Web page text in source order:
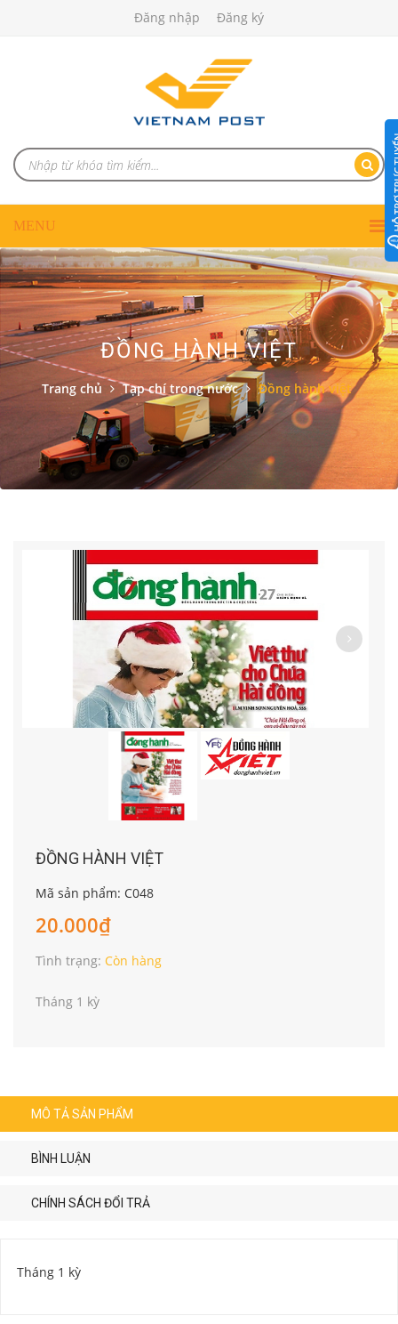
Đăng nhập Đăng ký
ĐỒNG HÀNH VIỆT
Trang chủ Tạp chí trong nước Đồng hành việt
ĐỒNG HÀNH VIỆT
Mã sản phẩm: C048
20.000₫
Tình trạng: Còn hàng
Tháng 1 kỳ
MÔ TẢ SẢN PHẨM
BÌNH LUẬN
CHÍNH SÁCH ĐỔI TRẢ
Tháng 1 kỳ